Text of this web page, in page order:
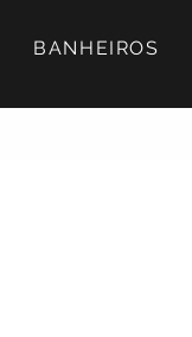
BANHEIROS